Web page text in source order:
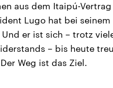
aus dem Itaipú-
Lugo hat bei
Und er ist sich – trotz
– bis heute
Weg ist das Ziel.